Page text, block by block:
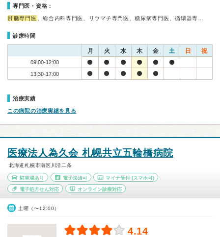
専門医・資格：
肝臓専門医 、総合内科専門医、リウマチ専門医、糖尿病専門医、循環器専…
診療時間
月 火 水 木 金 土 日 祝
09:00-12:00
13:30-17:00
治療実績
この病院の治療実績を見る
医療法人為久会 札幌共立五輪橋病院
北海道札幌市南区川沿二条
駐車場あり 電子決済可 マイナ受付 (スマホ可)
電子処方せん対応 オンライン診療対応
土曜（〜12:00）
4.14